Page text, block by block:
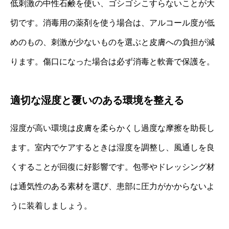
低刺激の中性石鹸を使い、ゴシゴシこすらないことが大
切です。消毒用の薬剤を使う場合は、アルコール度が低
めのもの、刺激が少ないものを選ぶと皮膚への負担が減
ります。傷口になった場合は必ず消毒と軟膏で保護を。
適切な湿度と覆いのある環境を整える
湿度が高い環境は皮膚を柔らかくし過度な摩擦を助長し
ます。室内でケアするときは湿度を調整し、風通しを良
くすることが回復に好影響です。包帯やドレッシング材
は通気性のある素材を選び、患部に圧力がかからないよ
うに装着しましょう。